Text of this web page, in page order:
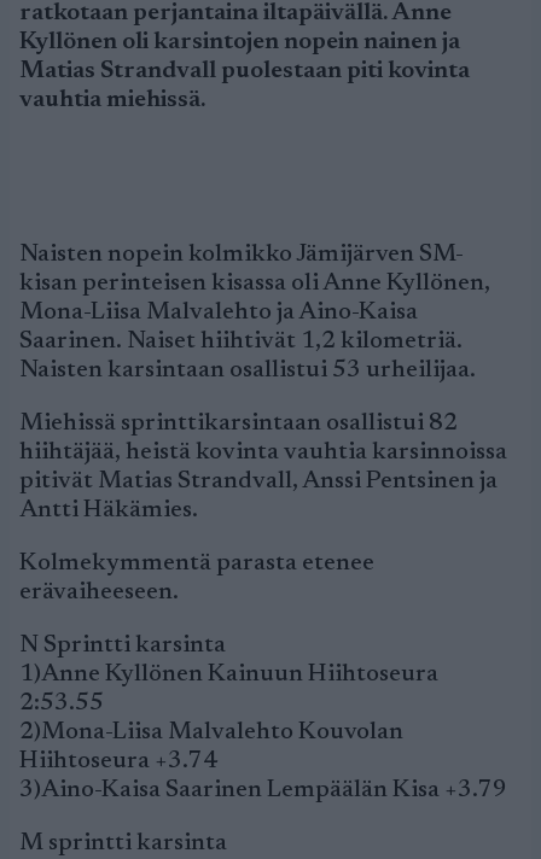
ratkotaan perjantaina iltapäivällä. Anne
Kyllönen oli karsintojen nopein nainen ja
Matias Strandvall puolestaan piti kovinta
vauhtia miehissä.
Naisten nopein kolmikko Jämijärven SM-
kisan perinteisen kisassa oli Anne Kyllönen,
Mona-Liisa Malvalehto ja Aino-Kaisa
Saarinen. Naiset hiihtivät 1,2 kilometriä.
Naisten karsintaan osallistui 53 urheilijaa.
Miehissä sprinttikarsintaan osallistui 82
hiihtäjää, heistä kovinta vauhtia karsinnoissa
pitivät Matias Strandvall, Anssi Pentsinen ja
Antti Häkämies.
Kolmekymmentä parasta etenee
erävaiheeseen.
N Sprintti karsinta
1)Anne Kyllönen Kainuun Hiihtoseura
2:53.55
2)Mona-Liisa Malvalehto Kouvolan
Hiihtoseura +3.74
3)Aino-Kaisa Saarinen Lempäälän Kisa +3.79
M sprintti karsinta